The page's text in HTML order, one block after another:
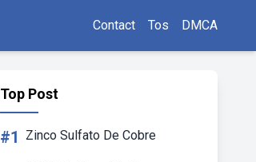
Contact Tos DMCA
Top Post
#1 Zinco Sulfato De Cobre